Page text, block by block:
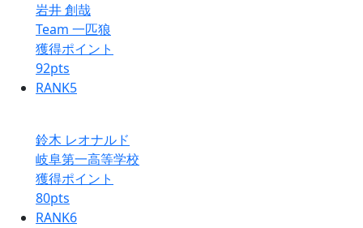
岩井 創哉
Team 一匹狼
獲得ポイント
92pts
RANK5
鈴木 レオナルド
岐阜第一高等学校
獲得ポイント
80pts
RANK6